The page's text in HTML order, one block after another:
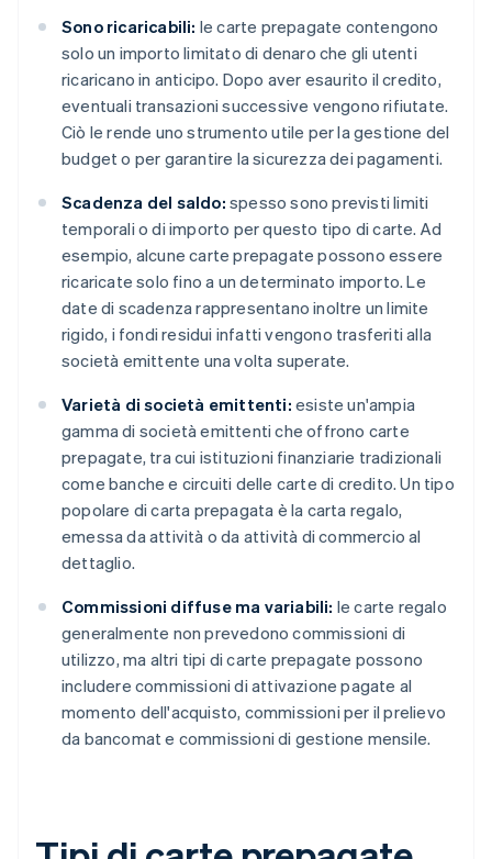
Sono ricaricabili: le carte prepagate contengono
solo un importo limitato di denaro che gli utenti
ricaricano in anticipo. Dopo aver esaurito il credito,
eventuali transazioni successive vengono rifiutate.
Ciò le rende uno strumento utile per la gestione del
budget o per garantire la sicurezza dei pagamenti.
Scadenza del saldo: spesso sono previsti limiti
temporali o di importo per questo tipo di carte. Ad
esempio, alcune carte prepagate possono essere
ricaricate solo fino a un determinato importo. Le
date di scadenza rappresentano inoltre un limite
rigido, i fondi residui infatti vengono trasferiti alla
società emittente una volta superate.
Varietà di società emittenti: esiste un'ampia
gamma di società emittenti che offrono carte
prepagate, tra cui istituzioni finanziarie tradizionali
come banche e circuiti delle carte di credito. Un tipo
popolare di carta prepagata è la carta regalo,
emessa da attività o da attività di commercio al
dettaglio.
Commissioni diffuse ma variabili: le carte regalo
generalmente non prevedono commissioni di
utilizzo, ma altri tipi di carte prepagate possono
includere commissioni di attivazione pagate al
momento dell'acquisto, commissioni per il prelievo
da bancomat e commissioni di gestione mensile.